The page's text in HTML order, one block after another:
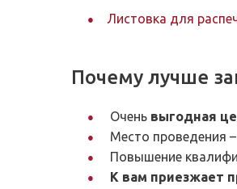
Листовка для
Почему лучше
Очень выгодная
Место проведения –
Повышение
К вам приезжает